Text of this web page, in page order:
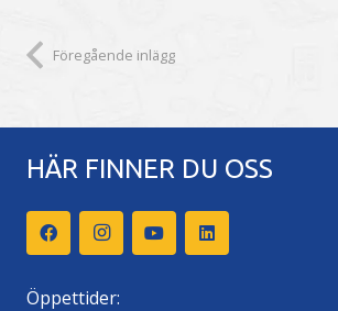
Föregående inlägg
HÄR FINNER DU OSS
Öppettider: